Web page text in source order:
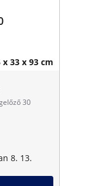
x 33 x 93 cm
30
8. 13.